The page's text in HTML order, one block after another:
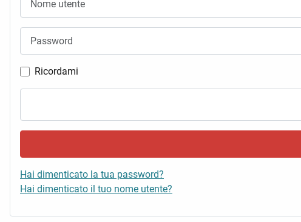
Ricordami
Hai dimenticato la tua password?
Hai dimenticato il tuo nome utente?